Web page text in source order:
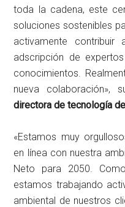
toda la cadena, este
soluciones sostenibles
activamente
adscripción de
conocimientos.
nueva colaboración»,
directora de tecnología
«Estamos muy
en línea con nuestra
Neto para 2050.
estamos trabajando
ambiental de nuestros